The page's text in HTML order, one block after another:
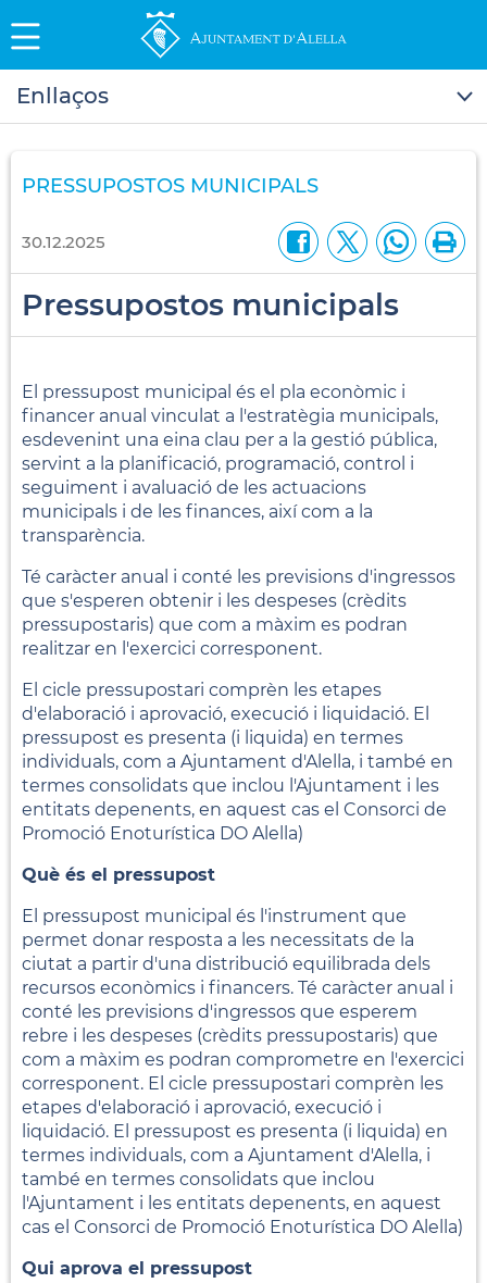
Enllaços
PRESSUPOSTOS MUNICIPALS
30.12.2025
Pressupostos municipals
El pressupost municipal és el pla econòmic i
financer anual vinculat a l'estratègia municipals,
esdevenint una eina clau per a la gestió pública,
servint a la planificació, programació, control i
seguiment i avaluació de les actuacions
municipals i de les finances, així com a la
transparència.
Té caràcter anual i conté les previsions d'ingressos
que s'esperen obtenir i les despeses (crèdits
pressupostaris) que com a màxim es podran
realitzar en l'exercici corresponent.
El cicle pressupostari comprèn les etapes
d'elaboració i aprovació, execució i liquidació. El
pressupost es presenta (i liquida) en termes
individuals, com a Ajuntament d'Alella, i també en
termes consolidats que inclou l'Ajuntament i les
entitats depenents, en aquest cas el Consorci de
Promoció Enoturística DO Alella)
Què és el pressupost
El pressupost municipal és l'instrument que
permet donar resposta a les necessitats de la
ciutat a partir d'una distribució equilibrada dels
recursos econòmics i financers. Té caràcter anual i
conté les previsions d'ingressos que esperem
rebre i les despeses (crèdits pressupostaris) que
com a màxim es podran comprometre en l'exercici
corresponent. El cicle pressupostari comprèn les
etapes d'elaboració i aprovació, execució i
liquidació. El pressupost es presenta (i liquida) en
termes individuals, com a Ajuntament d'Alella, i
també en termes consolidats que inclou
l'Ajuntament i les entitats depenents, en aquest
cas el Consorci de Promoció Enoturística DO Alella)
Qui aprova el pressupost